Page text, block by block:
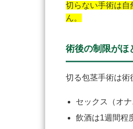
切らない手術は自
ん。
術後の制限がほ
切る包茎手術は術
セックス（オ
飲酒は1週間程